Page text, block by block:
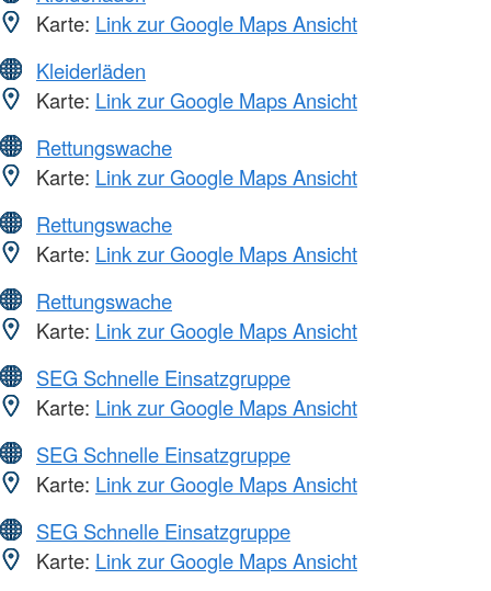
Karte: Link zur Google Maps Ansicht
Kleiderläden
Karte: Link zur Google Maps Ansicht
Rettungswache
Karte: Link zur Google Maps Ansicht
Rettungswache
Karte: Link zur Google Maps Ansicht
Rettungswache
Karte: Link zur Google Maps Ansicht
SEG Schnelle Einsatzgruppe
Karte: Link zur Google Maps Ansicht
SEG Schnelle Einsatzgruppe
Karte: Link zur Google Maps Ansicht
SEG Schnelle Einsatzgruppe
Karte: Link zur Google Maps Ansicht